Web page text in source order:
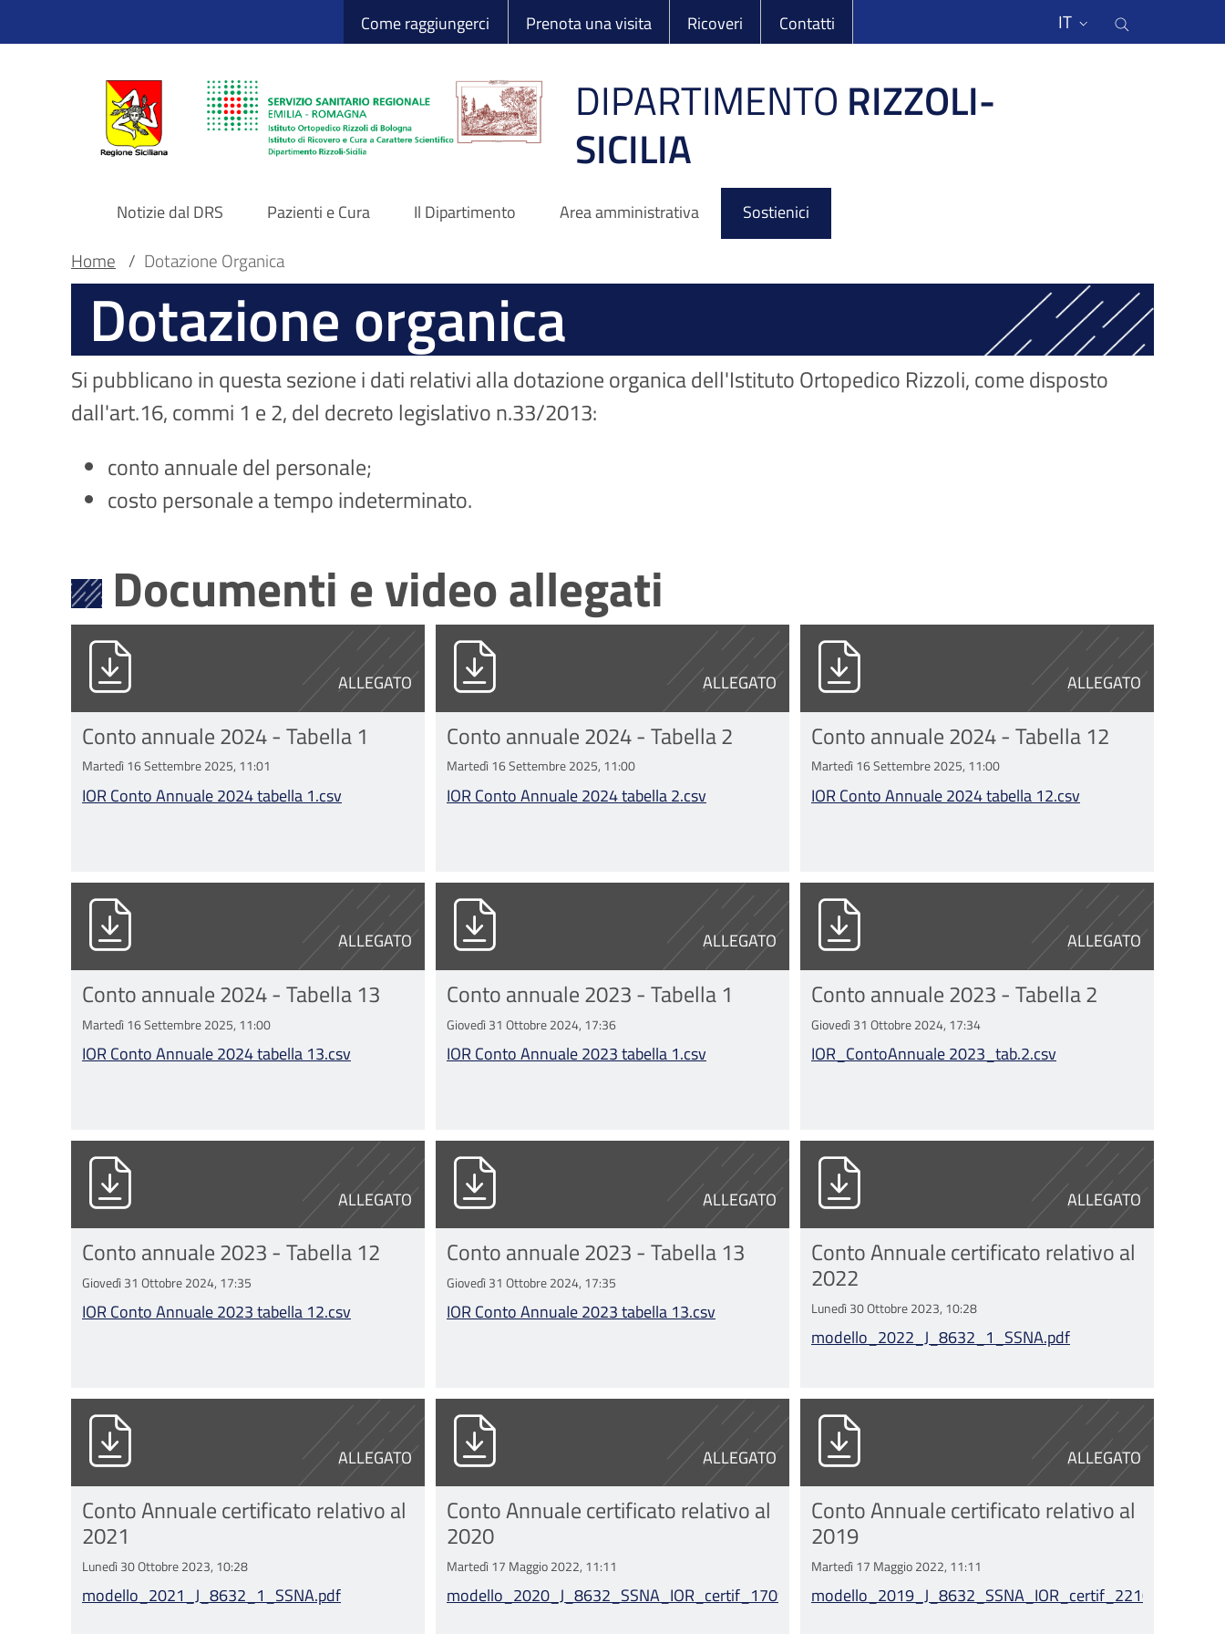
al
Sito Web Istituto Ortopedico Rizzoli
Come raggiungerci Prenota una visita Ricoveri Contatti IT
DIPARTIMENTO RIZZOLI-
SICILIA
Navigazione
principale
DRS
Notizie dal DRS Pazienti e Cura Il Dipartimento Area amministrativa Sostienici
Main container
Briciole
pane
Home / Dotazione Organica
Dotazione organica
Si pubblicano in questa sezione i dati relativi alla dotazione organica dell'Istituto Ortopedico Rizzoli, come disposto
dall'art.16, commi 1 e 2, del decreto legislativo n.33/2013:
conto annuale del personale;
costo personale a tempo indeterminato.
Documenti e video allegati
ALLEGATO
IOR Conto Annuale 2024 tabella 1.csv
Conto annuale 2024 - Tabella 1
Martedì 16 Settembre 2025, 11:01
IOR Conto Annuale 2024 tabella 1.csv
ALLEGATO
IOR Conto Annuale 2024 tabella 2.csv
Conto annuale 2024 - Tabella 2
Martedì 16 Settembre 2025, 11:00
IOR Conto Annuale 2024 tabella 2.csv
ALLEGATO
IOR Conto Annuale 2024 tabella 12.csv
Conto annuale 2024 - Tabella 12
Martedì 16 Settembre 2025, 11:00
IOR Conto Annuale 2024 tabella 12.csv
ALLEGATO
IOR Conto Annuale 2024 tabella 13.csv
Conto annuale 2024 - Tabella 13
Martedì 16 Settembre 2025, 11:00
IOR Conto Annuale 2024 tabella 13.csv
ALLEGATO
IOR Conto Annuale 2023 tabella 1.csv
Conto annuale 2023 - Tabella 1
Giovedì 31 Ottobre 2024, 17:36
IOR Conto Annuale 2023 tabella 1.csv
ALLEGATO
IOR_ContoAnnuale 2023_tab.2.csv
Conto annuale 2023 - Tabella 2
Giovedì 31 Ottobre 2024, 17:34
IOR_ContoAnnuale 2023_tab.2.csv
ALLEGATO
IOR Conto Annuale 2023 tabella 12.csv
Conto annuale 2023 - Tabella 12
Giovedì 31 Ottobre 2024, 17:35
IOR Conto Annuale 2023 tabella 12.csv
ALLEGATO
IOR Conto Annuale 2023 tabella 13.csv
Conto annuale 2023 - Tabella 13
Giovedì 31 Ottobre 2024, 17:35
IOR Conto Annuale 2023 tabella 13.csv
ALLEGATO
modello_2022_J_8632_1_SSNA.pdf
Conto Annuale certificato relativo al
2022
Lunedì 30 Ottobre 2023, 10:28
modello_2022_J_8632_1_SSNA.pdf
ALLEGATO
modello_2021_J_8632_1_SSNA.pdf
Conto Annuale certificato relativo al
2021
Lunedì 30 Ottobre 2023, 10:28
modello_2021_J_8632_1_SSNA.pdf
ALLEGATO
modello_2020_J_8632_SSNA_IOR_certif_17092021.pdf
Conto Annuale certificato relativo al
2020
Martedì 17 Maggio 2022, 11:11
modello_2020_J_8632_SSNA_IOR_certif_17092021.pdf
ALLEGATO
Conto Annuale certificato relativo al
2019
Martedì 17 Maggio 2022, 11:11
modello_2019_J_8632_SSNA_IOR_certif_22102020.pdf